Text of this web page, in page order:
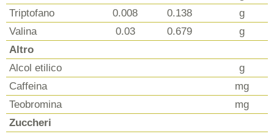
Triptofano
0.008 0.138
g
Valina
0.03 0.679
g
Altro
Alcol etilico
g
Caffeina
mg
Teobromina
mg
Zuccheri